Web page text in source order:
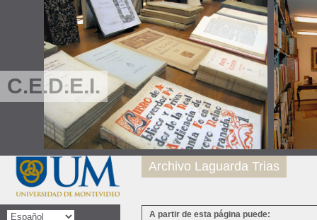
C.E.D.E.I.
A partir de esta página puede:
Archivo Laguarda Trias